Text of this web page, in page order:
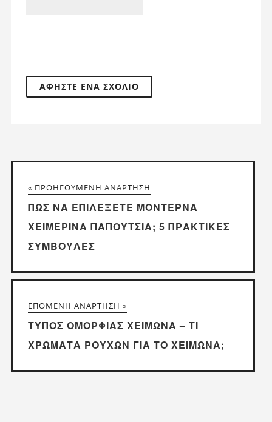
« ΠΡΟΗΓΟΎΜΕΝΗ ΑΝΆΡΤΗΣΗ
ΠΏΣ ΝΑ ΕΠΙΛΈΞΕΤΕ ΜΟΝΤΈΡΝΑ
ΧΕΙΜΕΡΙΝΆ ΠΑΠΟΎΤΣΙΑ; 5 ΠΡΑΚΤΙΚΈΣ
ΣΥΜΒΟΥΛΈΣ
ΕΠΌΜΕΝΗ ΑΝΆΡΤΗΣΗ »
ΤΎΠΟΣ ΟΜΟΡΦΙΆΣ ΧΕΙΜΏΝΑ – ΤΙ
ΧΡΏΜΑΤΑ ΡΟΎΧΩΝ ΓΙΑ ΤΟ ΧΕΙΜΏΝΑ;